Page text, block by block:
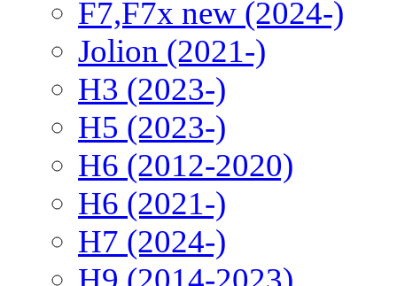
F7,F7x new (2024-)
Jolion (2021-)
H3 (2023-)
H5 (2023-)
H6 (2012-2020)
H6 (2021-)
H7 (2024-)